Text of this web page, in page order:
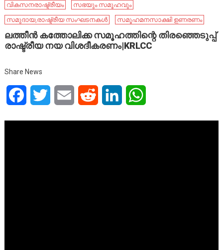
വികസനരാഷ്ട്രീയം
സഭയും സമൂഹവും
സമുദായ,രാഷ്ട്രീയ സംഘടനകൾ
സമൂഹമനസാക്ഷി ഉണരണം
ലത്തീൻ കത്തോലിക്ക സമൂഹത്തിന്റെ തിരഞ്ഞെടുപ്പ്
രാഷ്ട്രീയ നയ വിശദീകരണം|KRLCC
Share News
FacebookTwitter Email Reddit LinkedIn